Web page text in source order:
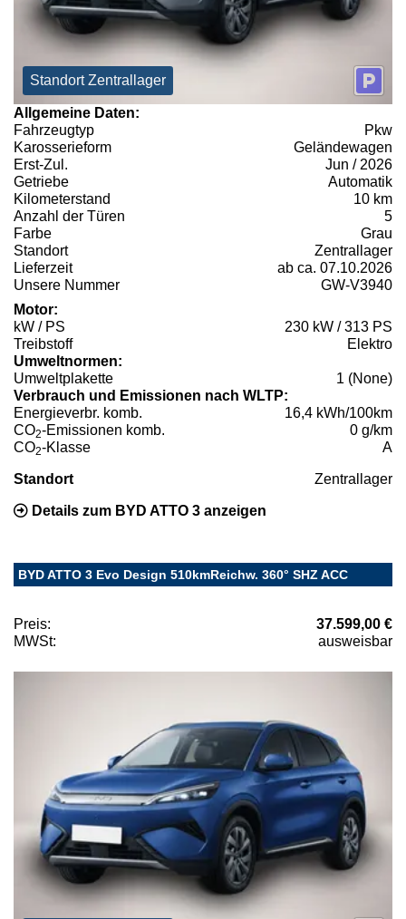
Standort Zentrallager
Allgemeine Daten:
Fahrzeugtyp
Pkw
Karosserieform
Geländewagen
Erst-Zul.
Jun / 2026
Getriebe
Automatik
Kilometerstand
10 km
Anzahl der Türen
5
Farbe
Grau
Standort
Zentrallager
Lieferzeit
ab ca. 07.10.2026
Unsere Nummer
GW-V3940
Motor:
kW / PS
230 kW / 313 PS
Treibstoff
Elektro
Umweltnormen:
Umweltplakette
1 (None)
Verbrauch und Emissionen nach WLTP:
Energieverbr. komb.
16,4 kWh/100km
CO2-Emissionen komb.
0 g/km
CO2-Klasse A
Standort Zentrallager
Details zum BYD ATTO 3 anzeigen
BYD ATTO 3 Evo Design 510kmReichw. 360° SHZ ACC
Preis:
37.599,00 €
MWSt:
ausweisbar